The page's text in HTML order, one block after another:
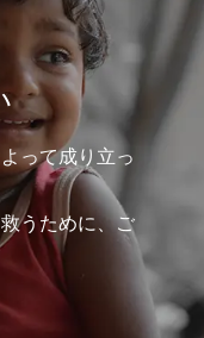
って成り立っ
うために、ご